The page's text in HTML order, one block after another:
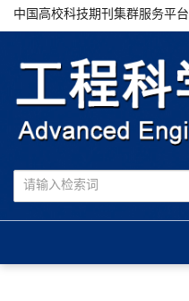
中国高校科技期刊集群服务平台